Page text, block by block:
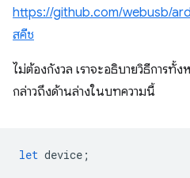
https://github.com/webusb/
สคีช
ไม่ต้องกังวล เราจะอธิบายวิธีการ
กล่าวถึงด้านล่างในบทความนี้
let device ;